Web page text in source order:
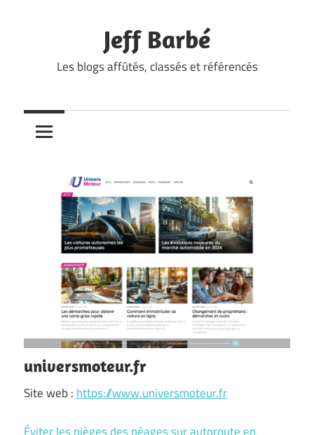
Jeff Barbé
Les blogs affûtés, classés et référencés
universmoteur.fr
Site web : https://www.universmoteur.fr
Éviter les pièges des péages sur autoroute en